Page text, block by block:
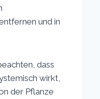
und in
dass
wirkt,
der Pflanze